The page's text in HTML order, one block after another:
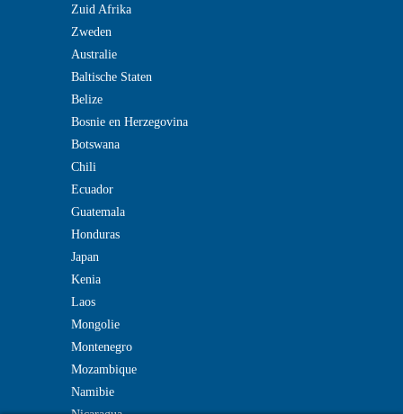
Zuid Afrika
Zweden
Australie
Baltische Staten
Belize
Bosnie en Herzegovina
Botswana
Chili
Ecuador
Guatemala
Honduras
Japan
Kenia
Laos
Mongolie
Montenegro
Mozambique
Namibie